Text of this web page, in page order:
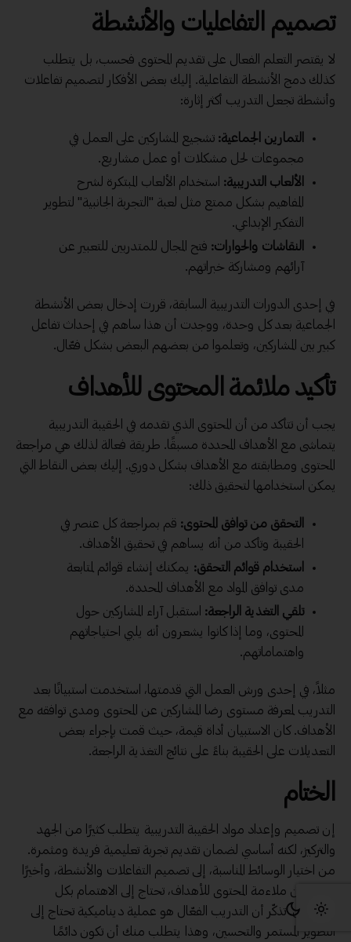
تصميم التفاعليات والأنشطة
لا يقتصر التعلم الفعال على تقديم المحتوى فحسب، بل يتطلب
كذلك دمج الأنشطة التفاعلية. إليك بعض الأفكار لتصميم تفاعلات
وأنشطة تجعل التدريب أكثر إثارة:
التمارين الجماعية: تشجيع المشاركين على العمل في
مجموعات لحل مشكلات أو عمل مشاريع.
الألعاب التدريبية: استخدام الألعاب المبتكرة لشرح
المفاهيم بشكل ممتع مثل لعبة "التجربة الجانبية" لتطوير
التفكير الإبداعي.
النقاشات والحوارات: فتح المجال للمتدربين للتعبير عن
آرائهم ومشاركة خبراتهم.
في إحدى الدورات التدريبية السابقة، قررت إدخال بعض الأنشطة
الجماعية بعد كل وحدة، ووجدت أن هذا ساهم في إحداث تفاعل
كبير بين المشاركين، وتعلموا من بعضهم البعض بشكل فعّال.
تأكيد ملائمة المحتوى للأهداف
يجب أن تتأكد من أن المحتوى الذي تقدمه في الحقيبة التدريبية
يتماشى مع الأهداف المحددة مسبقًا. طريقة فعالة لذلك هي مراجعة
المحتوى ومطابقته مع الأهداف بشكل دوري. إليك بعض النقاط التي
يمكن استخدامها لتحقيق ذلك:
التحقق من توافق المحتوى: قم بمراجعة كل عنصر في
الحقيبة وتأكد من أنه يساهم في تحقيق الأهداف.
استخدام قوائم التحقق: يمكنك إنشاء قوائم لمتابعة
مدى توافق المواد مع الأهداف المحددة.
تلقي التغذية الراجعة: استقبل آراء المشاركين حول
المحتوى، وما إذا كانوا يشعرون أنه يلبي احتياجاتهم
واهتماماتهم.
مثلاً، في إحدى ورش العمل التي قدمتها، استخدمت استبيانًا بعد
التدريب لمعرفة مستوى رضا المشاركين عن المحتوى ومدى توافقه مع
الأهداف. كان الاستبيان أداة قيمة، حيث قمت بإجراء بعض
التعديلات على الحقيبة بناءً على نتائج التغذية الراجعة.
الختام
إن تصميم وإعداد مواد الحقيبة التدريبية يتطلب كثيرًا من الجهد
والتركيز، لكنه أساسي لضمان تقديم تجربة تعليمية فريدة ومثمرة.
من اختيار الوسائط المناسبة، إلى تصميم التفاعلات والأنشطة، وأخيرًا
التأكد من ملاءمة المحتوى للأهداف، تحتاج إلى الاهتمام بكل
التفاصيل. تذكّر أن التدريب الفعّال هو عملية ديناميكية تحتاج إلى
التطوير المستمر والتحسين، وهذا يتطلب منك أن تكون دائمًا